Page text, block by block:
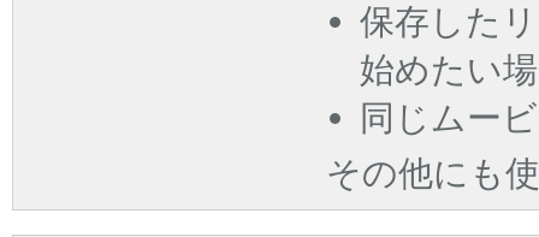
保存した
始めたい
同じムー
その他にも